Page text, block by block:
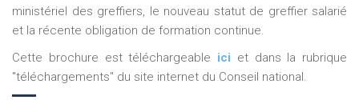
ministériel des greffiers, le nouveau statut de greffier salarié
et la récente obligation de formation continue.
Cette brochure est téléchargeable ici et dans la rubrique
"téléchargements" du site internet du Conseil national.